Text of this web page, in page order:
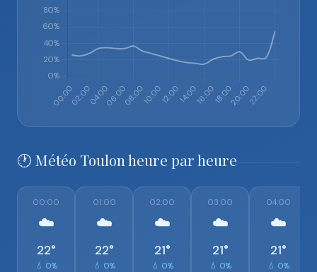
🕐 Météo Toulon heure par heure
00:00
☁️
22°
💧 0%
01:00
☁️
22°
💧 0%
02:00
☁️
21°
💧 0%
03:00
☁️
21°
💧 0%
04:00
☁️
21°
💧 0%